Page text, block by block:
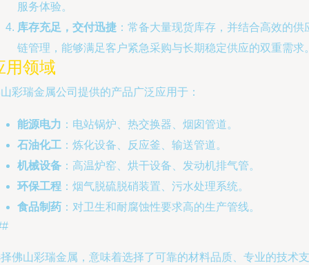
服务体验。
库存充足，交付迅捷 ：常备大量现货库存，并结合高效的供
链管理，能够满足客户紧急采购与长期稳定供应的双重需求
用领域
彩瑞金属公司提供的产品广泛应用于：
能源电力 ：电站锅炉、热交换器、烟囱管道。
石油化工 ：炼化设备、反应釜、输送管道。
机械设备 ：高温炉窑、烘干设备、发动机排气管。
环保工程 ：烟气脱硫脱硝装置、污水处理系统。
食品制药 ：对卫生和耐腐蚀性要求高的生产管线。
佛山彩瑞金属，意味着选择了可靠的材料品质、专业的技术支